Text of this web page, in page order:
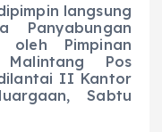
langsung
Panyabungan
oleh Pimpinan
Malintang Pos
II Kantor
Sabtu